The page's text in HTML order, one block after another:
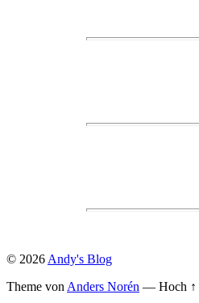
© 2026 Andy's Blog
Theme von Anders Norén — Hoch ↑